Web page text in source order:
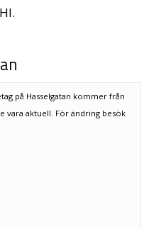
på Hasselgatan kommer från
vara aktuell. För ändring besök